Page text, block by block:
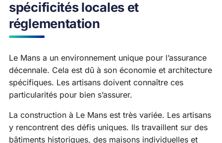
spécificités locales et
réglementation
Le Mans a un environnement unique pour l’assurance
décennale. Cela est dû à son économie et architecture
spécifiques. Les artisans doivent connaître ces
particularités pour bien s’assurer.
La construction à Le Mans est très variée. Les artisans
y rencontrent des défis uniques. Ils travaillent sur des
bâtiments historiques, des maisons individuelles et